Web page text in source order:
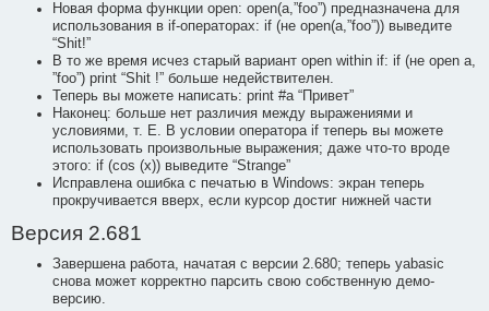
Новая форма функции open: open(a,”foo”) предназначена для
использования в if-операторах: if (не open(a,”foo”)) выведите
“Shit!”
В то же время исчез старый вариант open within if: if (не open a,
”foo”) print “Shit !” больше недействителен.
Теперь вы можете написать: print #a “Привет”
Наконец: больше нет различия между выражениями и
условиями, т. Е. В условии оператора if теперь вы можете
использовать произвольные выражения; даже что-то вроде
этого: if (cos (x)) выведите “Strange”
Исправлена ошибка с печатью в Windows: экран теперь
прокручивается вверх, если курсор достиг нижней части
Версия 2.681
Завершена работа, начатая с версии 2.680; теперь yabasic
снова может корректно парсить свою собственную демо-
версию.